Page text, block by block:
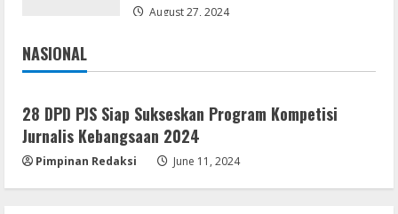
August 27, 2024
NASIONAL
Jakarta
28 DPD PJS Siap Sukseskan Program Kompetisi
Jurnalis Kebangsaan 2024
Pimpinan Redaksi June 11, 2024